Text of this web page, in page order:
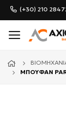
(+30) 210
ΜΠΟΥΦΑΝ